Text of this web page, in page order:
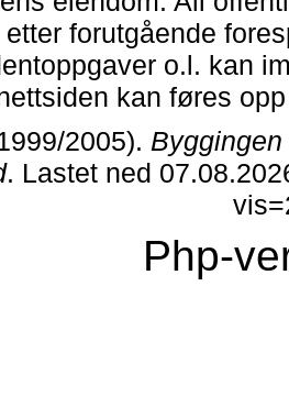
forutgående
o.l. kan
kan føres
2005).
. Lastet ned
Php-